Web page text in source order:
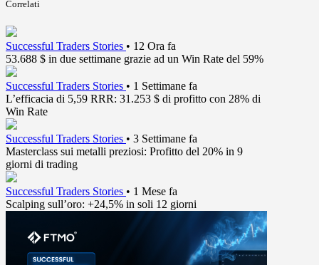
Correlati
Successful Traders Stories • 12 Ora fa
53.688 $ in due settimane grazie ad un Win Rate del 59%
Successful Traders Stories • 1 Settimane fa
L’efficacia di 5,59 RRR: 31.253 $ di profitto con 28% di
Win Rate
Successful Traders Stories • 3 Settimane fa
Masterclass sui metalli preziosi: Profitto del 20% in 9
giorni di trading
Successful Traders Stories • 1 Mese fa
Scalping sull’oro: +24,5% in soli 12 giorni